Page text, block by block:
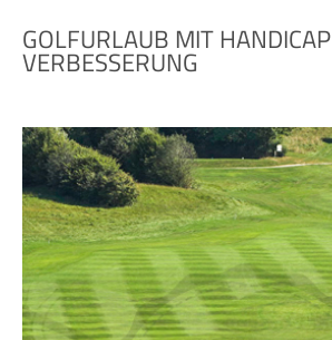
GOLFURLAUB MIT HANDICAP
VERBESSERUNG